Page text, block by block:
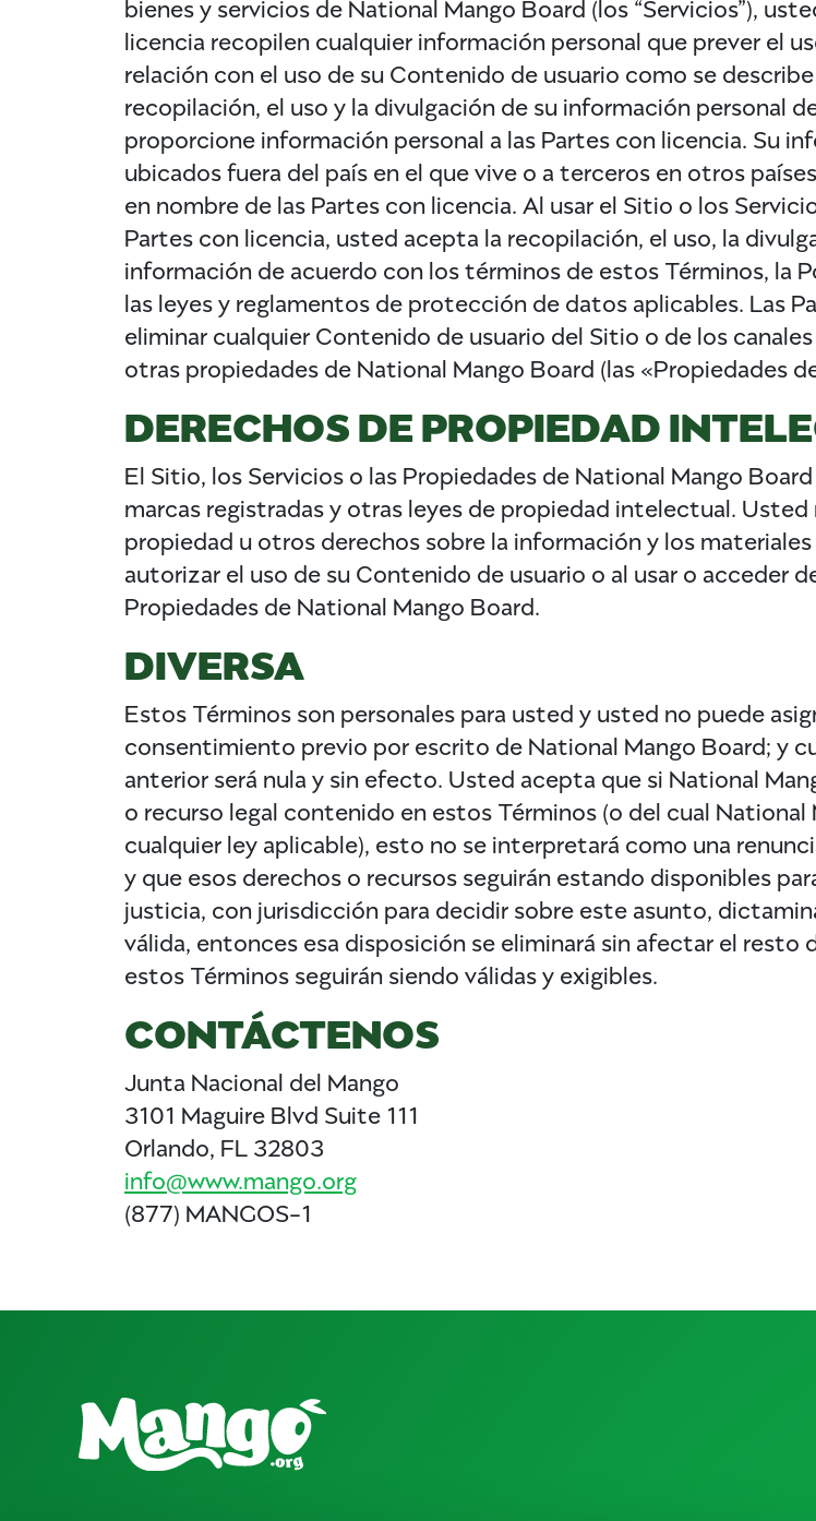
bienes y servicios de National Mango Board (los “Servicios”),
licencia recopilen cualquier información personal que prever el
relación con el uso de su Contenido de usuario como se
recopilación, el uso y la divulgación de su información personal
proporcione información personal a las Partes con licencia. Su
ubicados fuera del país en el que vive o a terceros en otros
en nombre de las Partes con licencia. Al usar el Sitio o los
Partes con licencia, usted acepta la recopilación, el uso, la
información de acuerdo con los términos de estos Términos, la
las leyes y reglamentos de protección de datos aplicables. Las
eliminar cualquier Contenido de usuario del Sitio o de los
otras propiedades de National Mango Board (las «Propiedades
DERECHOS DE PROPIEDAD
El Sitio, los Servicios o las Propiedades de National Mango
marcas registradas y otras leyes de propiedad intelectual.
propiedad u otros derechos sobre la información y los
autorizar el uso de su Contenido de usuario o al usar o acceder
Propiedades de National Mango Board.
DIVERSA
Estos Términos son personales para usted y usted no puede
consentimiento previo por escrito de National Mango Board; y
anterior será nula y sin efecto. Usted acepta que si National
o recurso legal contenido en estos Términos (o del cual
cualquier ley aplicable), esto no se interpretará como una
y que esos derechos o recursos seguirán estando disponibles
justicia, con jurisdicción para decidir sobre este asunto,
válida, entonces esa disposición se eliminará sin afectar el
estos Términos seguirán siendo válidas y exigibles.
CONTÁCTENOS
Junta Nacional del Mango
3101 Maguire Blvd Suite 111
Orlando, FL 32803
info@www.mango.org
(877) MANGOS-1